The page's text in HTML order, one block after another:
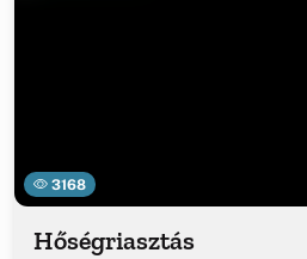
3168
Hőségriasztás